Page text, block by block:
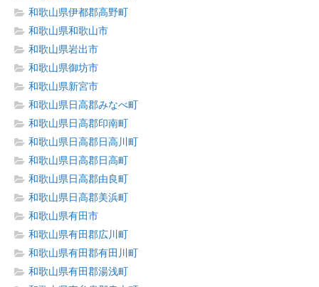
和歌山県伊都郡高野町
和歌山県和歌山市
和歌山県岩出市
和歌山県御坊市
和歌山県新宮市
和歌山県日高郡みなべ町
和歌山県日高郡印南町
和歌山県日高郡日高川町
和歌山県日高郡日高町
和歌山県日高郡由良町
和歌山県日高郡美浜町
和歌山県有田市
和歌山県有田郡広川町
和歌山県有田郡有田川町
和歌山県有田郡湯浅町